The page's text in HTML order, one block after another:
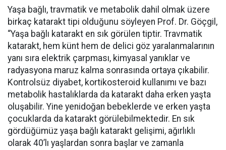
Yaşa bağlı, travmatik ve metabolik dahil olmak üzere
birkaç katarakt tipi olduğunu söyleyen Prof. Dr. Göçgil,
“Yaşa bağlı katarakt en sık görülen tiptir. Travmatik
katarakt, hem künt hem de delici göz yaralanmalarının
yanı sıra elektrik çarpması, kimyasal yanıklar ve
radyasyona maruz kalma sonrasında ortaya çıkabilir.
Kontrolsüz diyabet, kortikosteroid kullanımı ve bazı
metabolik hastalıklarda da katarakt daha erken yaşta
oluşabilir. Yine yenidoğan bebeklerde ve erken yaşta
çocuklarda da katarakt görülebilmektedir. En sık
gördüğümüz yaşa bağlı katarakt gelişimi, ağırlıklı
olarak 40’lı yaşlardan sonra başlar ve zamanla